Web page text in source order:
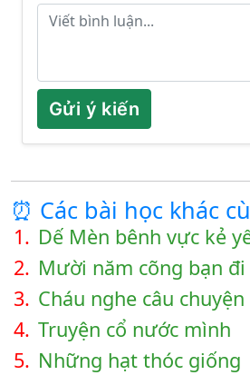
Gửi ý kiến
⏰ Các bài học khác
1. Dế Mèn bênh vực kẻ
2. Mười năm cõng bạn đi
3. Cháu nghe câu chuyện
4. Truyện cổ nước mình
5. Những hạt thóc giống